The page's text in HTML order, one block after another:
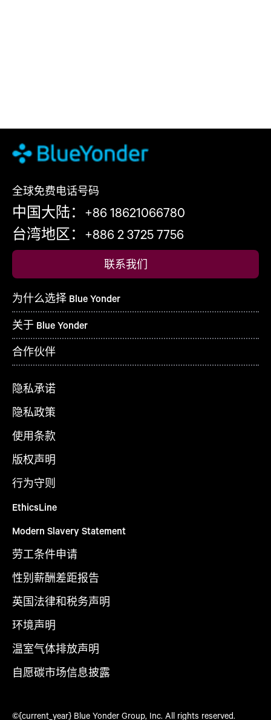
全球免费电话号码
中国大陆：+86 18621066780
台湾地区：+886 2 3725 7756
联系我们
为什么选择 Blue Yonder
关于 Blue Yonder
合作伙伴
隐私承诺
隐私政策
使用条款
版权声明
行为守则
EthicsLine
Modern Slavery Statement
劳工条件申请
性别薪酬差距报告
英国法律和税务声明
环境声明
温室气体排放声明
自愿碳市场信息披露
©{current_year} Blue Yonder Group, Inc. All rights reserved.